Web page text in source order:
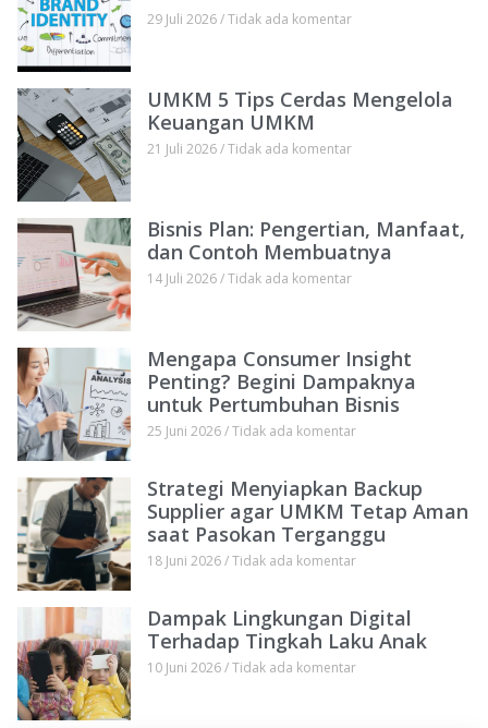
29 Juli 2026 Tidak ada komentar
UMKM 5 Tips Cerdas Mengelola
Keuangan UMKM
21 Juli 2026 Tidak ada komentar
Bisnis Plan: Pengertian, Manfaat,
dan Contoh Membuatnya
14 Juli 2026 Tidak ada komentar
Mengapa Consumer Insight
Penting? Begini Dampaknya
untuk Pertumbuhan Bisnis
25 Juni 2026 Tidak ada komentar
Strategi Menyiapkan Backup
Supplier agar UMKM Tetap Aman
saat Pasokan Terganggu
18 Juni 2026 Tidak ada komentar
Dampak Lingkungan Digital
Terhadap Tingkah Laku Anak
10 Juni 2026 Tidak ada komentar